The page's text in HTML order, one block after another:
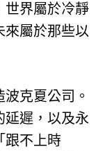
世界屬於冷靜
來屬於那些以
克夏公司。
延遲，以及永
跟不上時